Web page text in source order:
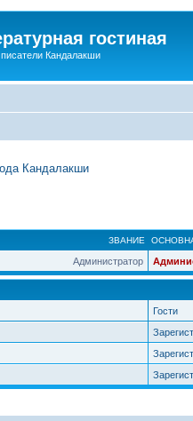
гостиная
Кандалакши
Кандалакши
ЗВАНИЕ
Администратор
Гости